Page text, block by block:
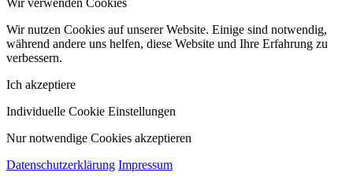
Wir nutzen Cookies auf unserer Website. Einige sind notwendig,
während andere uns helfen, diese Website und Ihre Erfahrung zu
verbessern.
Ich akzeptiere
Individuelle Cookie Einstellungen
Nur notwendige Cookies akzeptieren
Datenschutzerklärung Impressum